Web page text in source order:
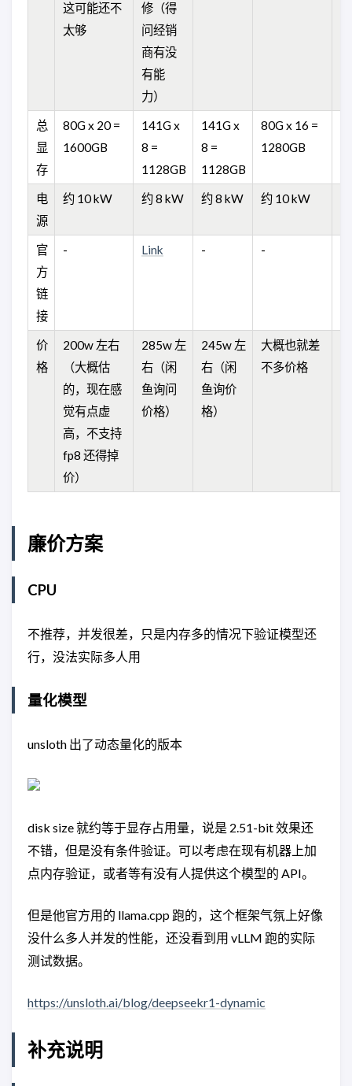
这可能还不
太够
修（得
问经销
商有没
有能
力）
总
显
存
80G x 20 =
1600GB
141G x
8 =
1128GB
141G x
8 =
1128GB
80G x 16 =
1280GB
电
源
约 10 kW 约 8 kW 约 8 kW 约 10 kW
官
方
链
接
- Link - -
价
格
200w 左右
（大概估
的，现在感
觉有点虚
高，不支持
fp8 还得掉
价）
285w 左
右（闲
鱼询问
价格）
245w 左
右（闲
鱼询价
格）
大概也就差
不多价格
廉价方案
CPU
不推荐，并发很差，只是内存多的情况下验证模型还
行，没法实际多人用
量化模型
unsloth 出了动态量化的版本
disk size 就约等于显存占用量，说是 2.51-bit 效果还
不错，但是没有条件验证。可以考虑在现有机器上加
点内存验证，或者等有没有人提供这个模型的 API。
但是他官方用的 llama.cpp 跑的，这个框架气氛上好像
没什么多人并发的性能，还没看到用 vLLM 跑的实际
测试数据。
https://unsloth.ai/blog/deepseekr1-dynamic
补充说明